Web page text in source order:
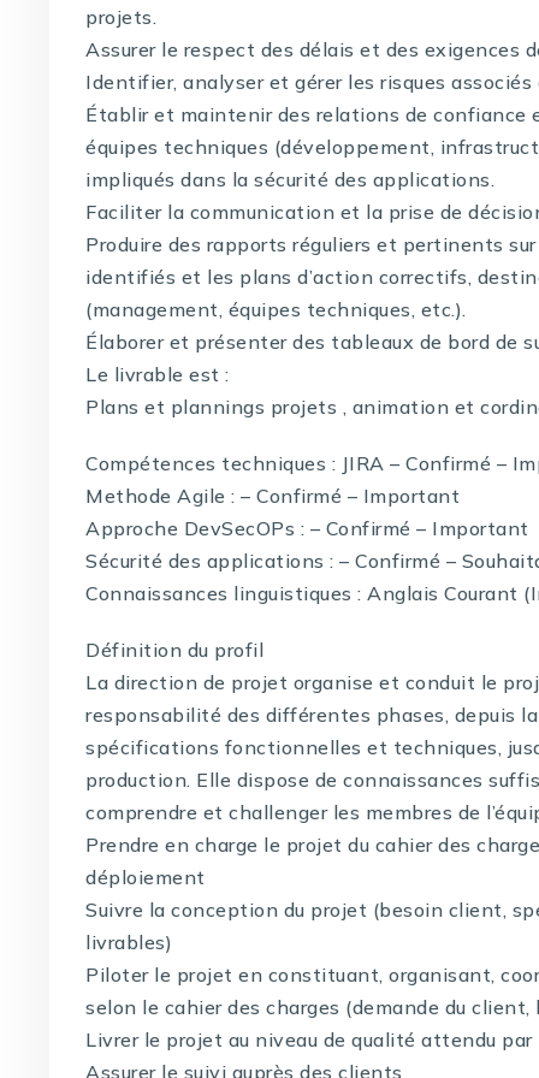
projets.
Assurer le respect des délais et des exigences
Identifier, analyser et gérer les risques associés
Établir et maintenir des relations de
équipes techniques (développement,
impliqués dans la sécurité des applications.
Faciliter la communication et la prise de
Produire des rapports réguliers et pertinents
identifiés et les plans d’action correctifs,
(management, équipes techniques, etc.).
Élaborer et présenter des tableaux de bord de
Le livrable est :
Plans et plannings projets , animation et
Compétences techniques : JIRA – Confirmé –
Methode Agile : – Confirmé – Important
Approche DevSecOPs : – Confirmé – Important
Sécurité des applications : – Confirmé –
Connaissances linguistiques : Anglais Courant
Définition du profil
La direction de projet organise et conduit le
responsabilité des différentes phases, depuis
spécifications fonctionnelles et techniques,
production. Elle dispose de connaissances
comprendre et challenger les membres de
Prendre en charge le projet du cahier des
déploiement
Suivre la conception du projet (besoin client,
livrables)
Piloter le projet en constituant, organisant,
selon le cahier des charges (demande du client,
Livrer le projet au niveau de qualité attendu
Assurer le suivi auprès des clients